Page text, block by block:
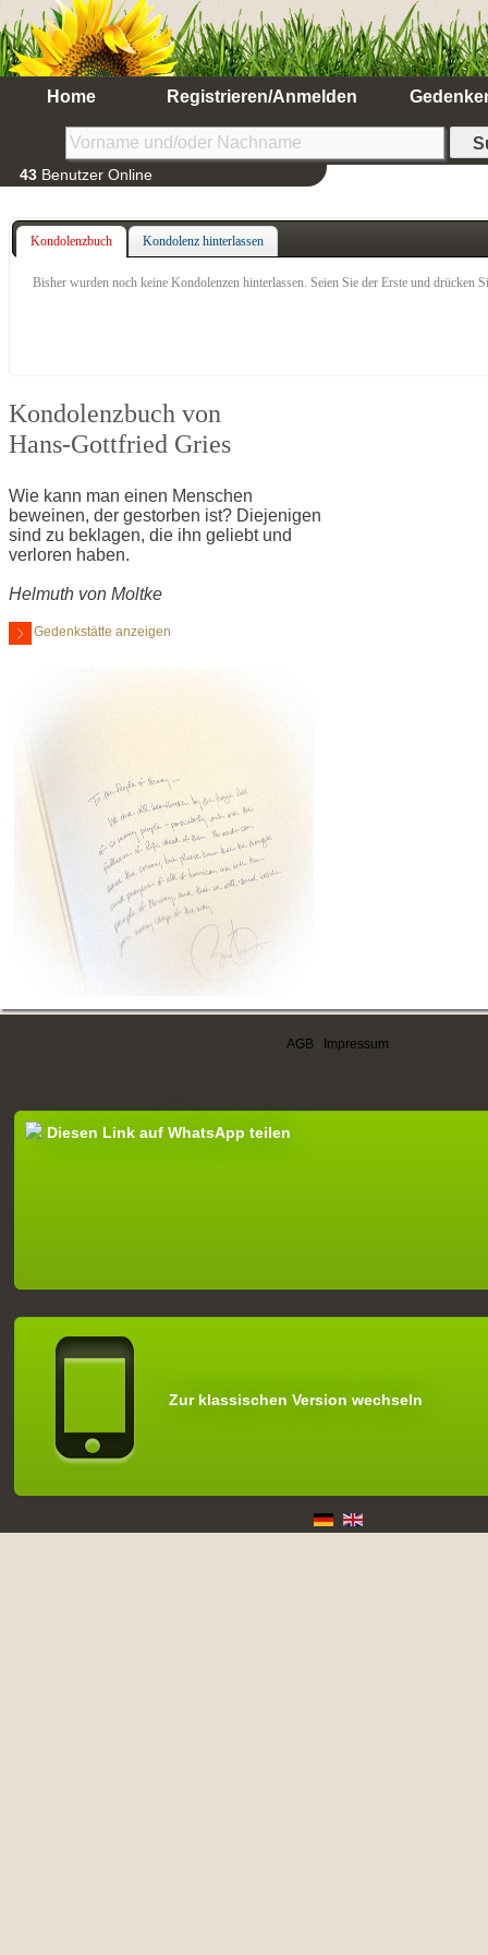
Home Registrieren/Anmelden
43 Benutzer Online
Kondolenzbuch Kondolenz hinterlassen
Bisher wurden noch keine Kondolenzen hinterlassen. Seien Sie der Erste und drücken
Kondolenzbuch von
Hans-Gottfried Gries
Wie kann man einen Menschen
beweinen, der gestorben ist? Diejenigen
sind zu beklagen, die ihn geliebt und
verloren haben.
Helmuth von Moltke
Gedenkstätte anzeigen
AGB Impressum
Diesen Link auf WhatsApp teilen
Zur klassischen Version wechseln